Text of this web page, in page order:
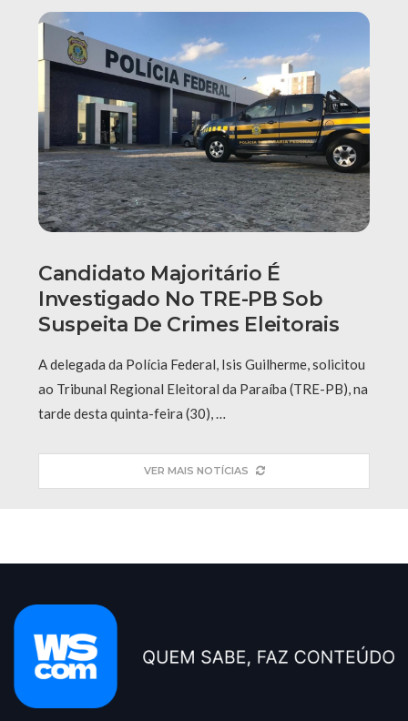
Candidato Majoritário É
Investigado No TRE-PB Sob
Suspeita De Crimes Eleitorais
A delegada da Polícia Federal, Isis Guilherme, solicitou
ao Tribunal Regional Eleitoral da Paraíba (TRE-PB), na
tarde desta quinta-feira (30), …
VER MAIS NOTÍCIAS